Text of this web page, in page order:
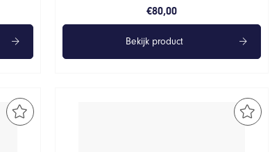
€80,00
Bekijk product